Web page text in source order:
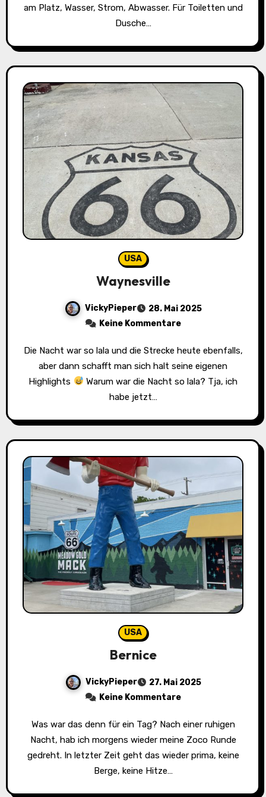
am Platz, Wasser, Strom, Abwasser. Für Toiletten und
Dusche…
USA
Waynesville
VickyPieper
28. Mai 2025
Keine Kommentare
Die Nacht war so lala und die Strecke heute ebenfalls,
aber dann schafft man sich halt seine eigenen
Highlights
Warum war die Nacht so lala? Tja, ich
habe jetzt…
USA
Bernice
VickyPieper
27. Mai 2025
Keine Kommentare
Was war das denn für ein Tag? Nach einer ruhigen
Nacht, hab ich morgens wieder meine Zoco Runde
gedreht. In letzter Zeit geht das wieder prima, keine
Berge, keine Hitze…